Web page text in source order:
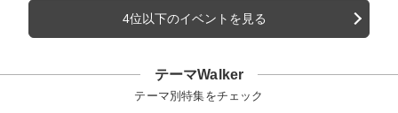
4位以下のイベントを見る
テーマWalker
テーマ別特集をチェック